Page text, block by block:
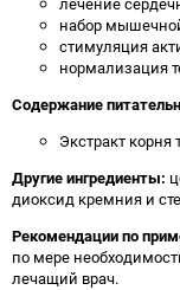
набор
стимуляция
нормализация
Содержание
Экстракт корня
Другие ингредиенты:
диоксид кремния и
Рекомендации по
по мере
лечащий врач.